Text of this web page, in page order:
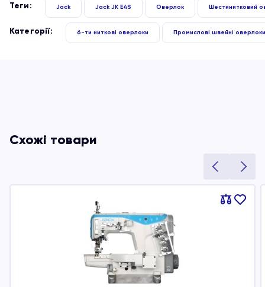
Теги: Jack Jack JK E4S Оверлок Шестинитковий
Категорії: 6-ти ниткові оверлоки Промислові швейні
Схожі товари
Порівняти
В